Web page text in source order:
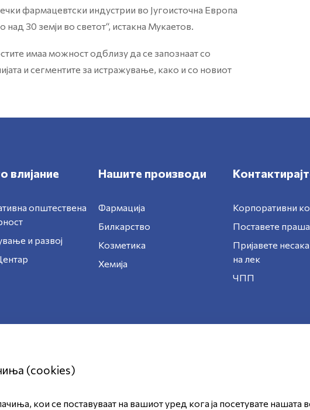
фармацевтски индустрии во Југоисточна Европа
30 земји во светот“, истакна Мукаетов.
имаа можност одблизу да се запознаат со
и сегментите за истражување, како и со новиот
влијание
општествена
и развој
Нашите производи
Фармација
Билкарство
Козметика
Хемија
Корпоративни
Поставете
Пријавете
на лек
ЧПП
(cookies)
кои се поставуваат на вашиот уред кога ја посетувате нашата